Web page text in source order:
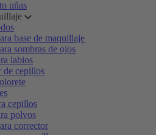
uñas
base de maquillaje
sombras de ojos
labios
de cepillos
cepillos
polvos
corrector